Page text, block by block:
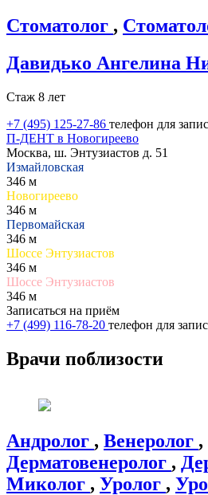
Стоматолог ,
Давидько Ангелина
Стаж 8 лет
+7 (495) 125-27-86 телефон для
П-ДЕНТ в Новогиреево
Москва, ш. Энтузиастов д. 51
Измайловская
346 м
Новогиреево
346 м
Первомайская
346 м
Шоссе Энтузиастов
346 м
Шоссе Энтузиастов
346 м
Записаться на приём
+7 (499) 116-78-20 телефон для
Врачи поблизости
Андролог , Венеролог ,
Дерматовенеролог ,
Миколог , Уролог ,